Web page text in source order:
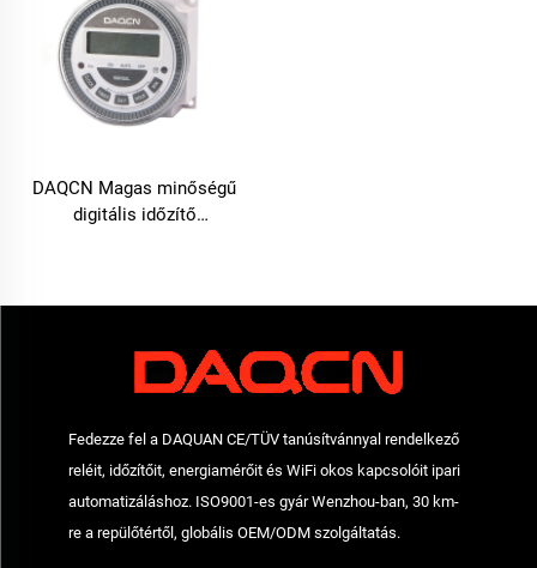
DAQCN Magas minőségű
digitális időzítő
Fedezze fel a DAQUAN CE/TÜV tanúsítvánnyal rendelkező
reléit, időzítőit, energiamérőit és WiFi okos kapcsolóit ipari
automatizáláshoz. ISO9001-es gyár Wenzhou-ban, 30 km-
re a repülőtértől, globális OEM/ODM szolgáltatás.